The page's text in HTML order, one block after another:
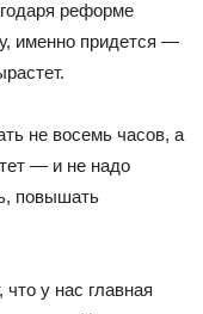
реформе
именно придется —
не восемь часов, а
— и не надо
повышать
у нас главная